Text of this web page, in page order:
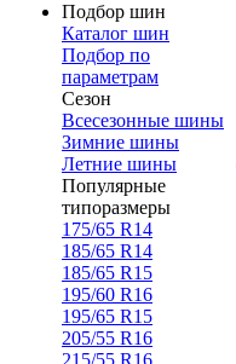
Подбор шин
Каталог шин
Подбор по
параметрам
Сезон
Всесезонные шины
Зимние шины
Летние шины
Популярные
типоразмеры
175/65 R14
185/65 R14
185/65 R15
195/60 R16
195/65 R15
205/55 R16
215/55 R16